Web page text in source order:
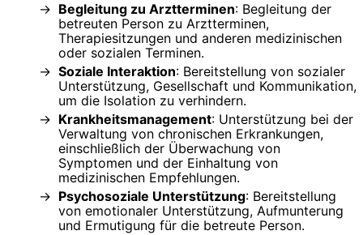
Begleitung zu Arztterminen: Begleitung der
betreuten Person zu Arztterminen,
Therapiesitzungen und anderen medizinischen
oder sozialen Terminen.
Soziale Interaktion: Bereitstellung von sozialer
Unterstützung, Gesellschaft und Kommunikation,
um die Isolation zu verhindern.
Krankheitsmanagement: Unterstützung bei der
Verwaltung von chronischen Erkrankungen,
einschließlich der Überwachung von
Symptomen und der Einhaltung von
medizinischen Empfehlungen.
Psychosoziale Unterstützung: Bereitstellung
von emotionaler Unterstützung, Aufmunterung
und Ermutigung für die betreute Person.